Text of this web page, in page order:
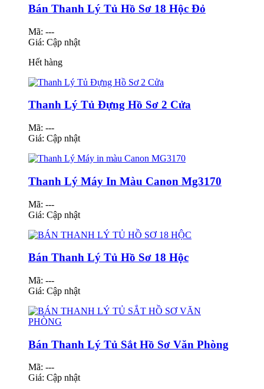
Bán Thanh Lý Tủ Hồ Sơ 18 Hộc Đỏ
Mã: ---
Giá: Cập nhật
Hết hàng
Thanh Lý Tủ Đựng Hồ Sơ 2 Cửa
Mã: ---
Giá: Cập nhật
Thanh Lý Máy In Màu Canon Mg3170
Mã: ---
Giá: Cập nhật
Bán Thanh Lý Tủ Hồ Sơ 18 Hộc
Mã: ---
Giá: Cập nhật
Bán Thanh Lý Tủ Sắt Hồ Sơ Văn Phòng
Mã: ---
Giá: Cập nhật